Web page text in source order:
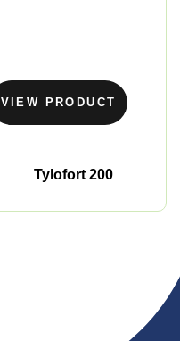
VIEW PRODUCT
Tylofort 200